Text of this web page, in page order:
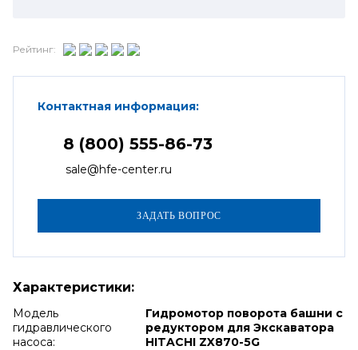
Рейтинг:
Контактная информация:
8 (800) 555-86-73
sale@hfe-center.ru
Характеристики:
Модель
гидравлического
насоса:
Гидромотор поворота башни с
редуктором для Экскаватора
HITACHI ZX870-5G